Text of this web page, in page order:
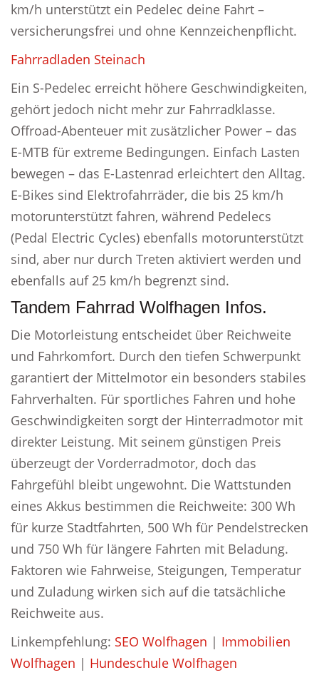
km/h unterstützt ein Pedelec deine Fahrt –
versicherungsfrei und ohne Kennzeichenpflicht.
Fahrradladen Steinach
Ein S-Pedelec erreicht höhere Geschwindigkeiten,
gehört jedoch nicht mehr zur Fahrradklasse.
Offroad-Abenteuer mit zusätzlicher Power – das
E-MTB für extreme Bedingungen. Einfach Lasten
bewegen – das E-Lastenrad erleichtert den Alltag.
E-Bikes sind Elektrofahrräder, die bis 25 km/h
motorunterstützt fahren, während Pedelecs
(Pedal Electric Cycles) ebenfalls motorunterstützt
sind, aber nur durch Treten aktiviert werden und
ebenfalls auf 25 km/h begrenzt sind.
Tandem Fahrrad Wolfhagen Infos.
Die Motorleistung entscheidet über Reichweite
und Fahrkomfort. Durch den tiefen Schwerpunkt
garantiert der Mittelmotor ein besonders stabiles
Fahrverhalten. Für sportliches Fahren und hohe
Geschwindigkeiten sorgt der Hinterradmotor mit
direkter Leistung. Mit seinem günstigen Preis
überzeugt der Vorderradmotor, doch das
Fahrgefühl bleibt ungewohnt. Die Wattstunden
eines Akkus bestimmen die Reichweite: 300 Wh
für kurze Stadtfahrten, 500 Wh für Pendelstrecken
und 750 Wh für längere Fahrten mit Beladung.
Faktoren wie Fahrweise, Steigungen, Temperatur
und Zuladung wirken sich auf die tatsächliche
Reichweite aus.
Linkempfehlung: SEO Wolfhagen | Immobilien
Wolfhagen | Hundeschule Wolfhagen